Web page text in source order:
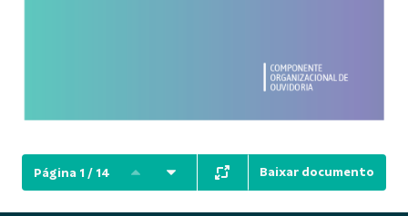
Página 1 / 14 Baixar documento